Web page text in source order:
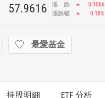
57.9616 漲 跌
0.1066
漲跌幅
0.18%
最愛基金
持股明細 ETF 分析